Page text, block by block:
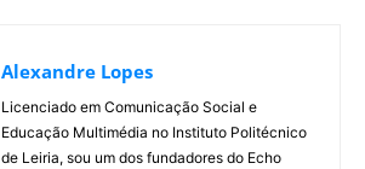
Alexandre Lopes
Licenciado em Comunicação Social e
Educação Multimédia no Instituto Politécnico
de Leiria, sou um dos fundadores do Echo